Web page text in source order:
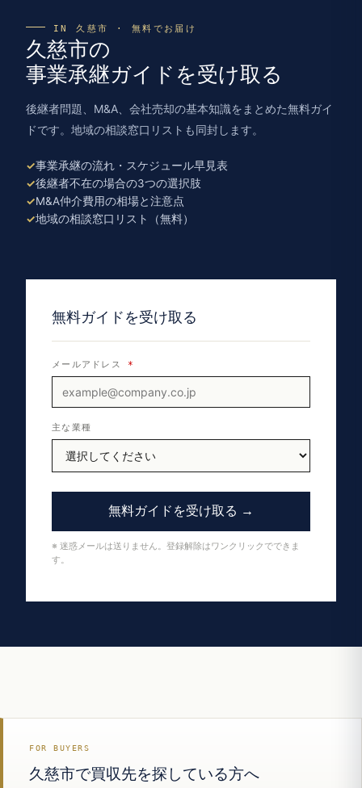
IN 久慈市 · 無料でお届け
久慈市の
事業承継ガイドを受け取る
後継者問題、M&A、会社売却の基本知識をまとめた無料ガイ
ドです。地域の相談窓口リストも同封します。
事業承継の流れ・スケジュール早見表
後継者不在の場合の3つの選択肢
M&A仲介費用の相場と注意点
地域の相談窓口リスト（無料）
無料ガイドを受け取る
メールアドレス *
主な業種
無料ガイドを受け取る →
※ 迷惑メールは送りません。登録解除はワンクリックでできま
す。
FOR BUYERS
久慈市で買収先を探している方へ